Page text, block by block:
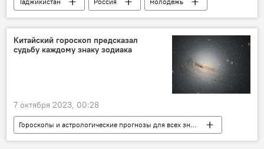
Общество
Культура
Китайский гороскоп предсказал
судьбу каждому знаку зодиака
7 октября 2023, 00:28
Гороскопы и астрологические прогнозы для всех знаков зодиака на 2026 год
знаки Зодиака
Космос